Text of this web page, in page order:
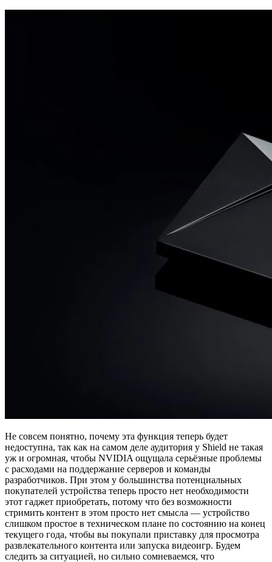
Не совсем понятно, почему эта функция теперь будет
недоступна, так как на самом деле аудитория у Shield не такая
уж и огромная, чтобы NVIDIA ощущала серьёзные проблемы
с расходами на поддержание серверов и команды
разработчиков. При этом у большинства потенциальных
покупателей устройства теперь просто нет необходимости
этот гаджет приобретать, потому что без возможности
стримить контент в этом просто нет смысла — устройство
слишком простое в техническом плане по состоянию на конец
текущего года, чтобы вы покупали приставку для просмотра
развлекательного контента или запуска видеоигр. Будем
следить за ситуацией, но сильно сомневаемся, что